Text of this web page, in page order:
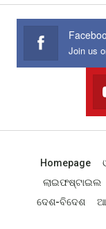
Homepage
ଲାଇଫଷ୍ଟାଇଲ
ଦେଶ-ବିଦେଶ